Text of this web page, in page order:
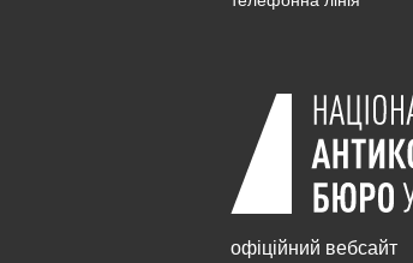
офіційний вебсайт